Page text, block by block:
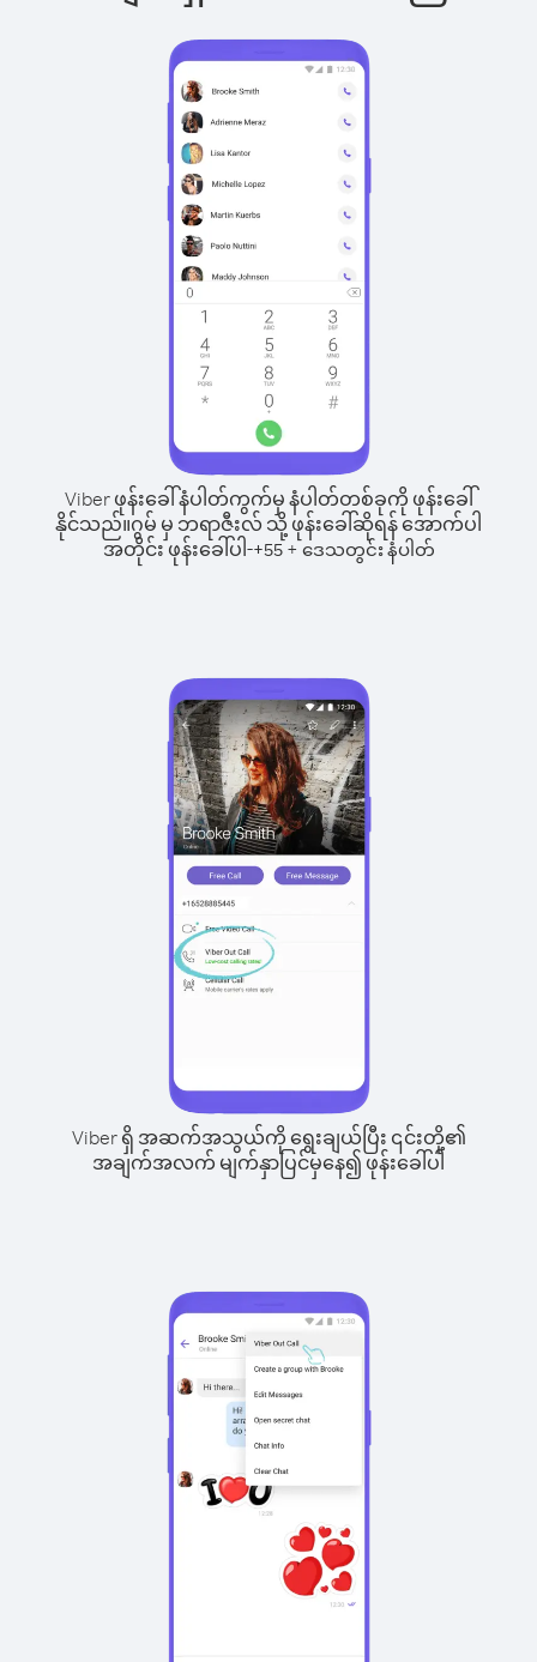
Viber ဖုန်းခေါ်နံပါတ်ကွက်မှ နံပါတ်တစ်ခုကို ဖုန်းခေါ်
နိုင်သည်။ဂွမ် မှ ဘရာဇီးလ် သို့ ဖုန်းခေါ်ဆိုရန် အောက်ပါ
အတိုင်း ဖုန်းခေါ်ပါ-+55+ဒေသတွင်း နံပါတ်
Viber ရှိ အဆက်အသွယ်ကို ရွေးချယ်ပြီး ၎င်းတို့၏
အချက်အလက် မျက်နှာပြင်မှနေ၍ ဖုန်းခေါ်ပါ